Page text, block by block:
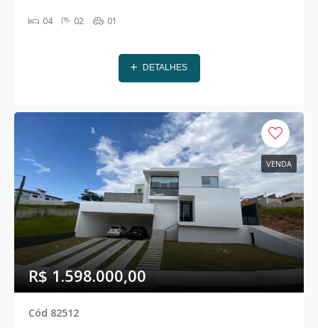
04 02 01
DETALHES
VENDA
R$ 1.598.000,00
Cód 82512